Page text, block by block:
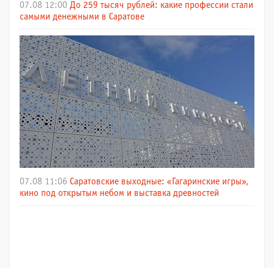
07.08 12:00 До 259 тысяч рублей: какие профессии стали
самыми денежными в Саратове
07.08 11:06 Саратовские выходные: «Гагаринские игры»,
кино под открытым небом и выставка древностей